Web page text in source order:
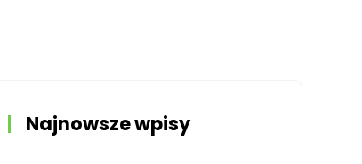
Najnowsze wpisy